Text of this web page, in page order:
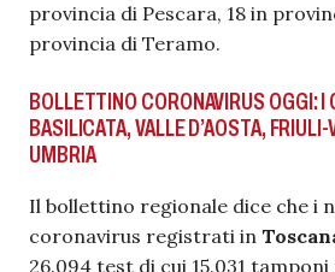
provincia di Pescara, 18 in
provincia di Teramo.
BOLLETTINO CORONAVIRUS OGGI: I
BASILICATA, VALLE D’AOSTA,
UMBRIA
Il bollettino regionale dice che i
coronavirus registrati in
26.094 test di cui 15.031 tamponi